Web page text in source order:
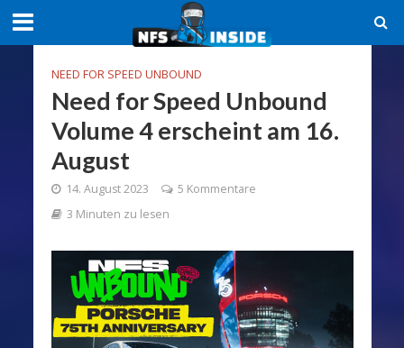
NEED FOR SPEED UNBOUND
Need for Speed Unbound
Volume 4 erscheint am 16.
August
14. August 2023
5 Kommentare
3 Minuten zu lesen